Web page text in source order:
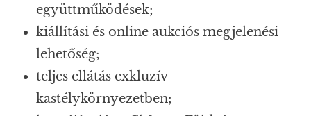
együttműködések;
kiállítási és online aukciós megjelenési
lehetőség;
teljes ellátás exkluzív
kastélykörnyezetben;